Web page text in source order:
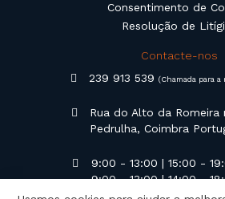
Consentimento de
Resolução de
Contacte-nos
239 913 539(Chamada para
Rua do Alto da Romeira
Pedrulha, Coimbra
9:00 - 13:00 | 15:00 -
9:00 - 13:00 | 14:00 -